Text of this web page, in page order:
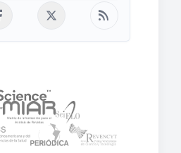
rss_feed